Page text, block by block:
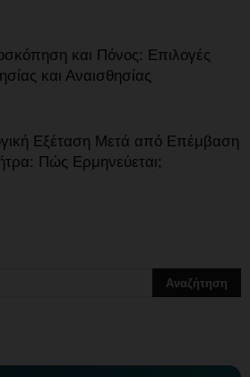
και Πόνος: Επιλογές
και Αναισθησίας
Εξέταση Μετά από Επέμβαση
Πώς Ερμηνεύεται;